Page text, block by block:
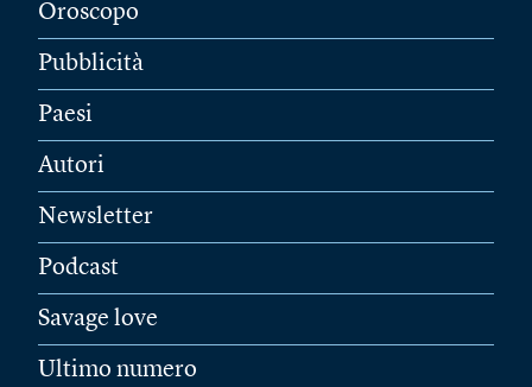
Oroscopo
Pubblicità
Paesi
Autori
Newsletter
Podcast
Savage love
Ultimo numero